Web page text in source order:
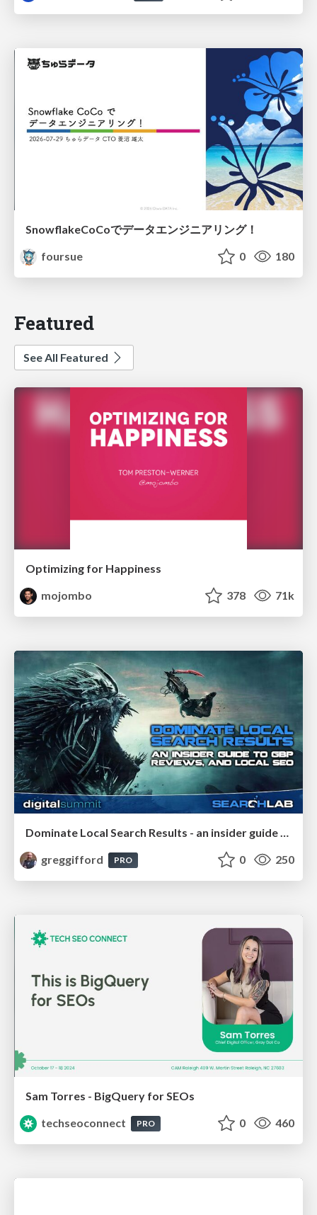
SnowflakeCoCoでデータエンジニアリング！
foursue
0 180
Featured
See All Featured
Optimizing for Happiness
mojombo
378 71k
Dominate Local Search Results - an insider guide to GBP, reviews, and Local SEO
greggifford
PRO 0 250
Sam Torres - BigQuery for SEOs
techseoconnect
PRO 0 460